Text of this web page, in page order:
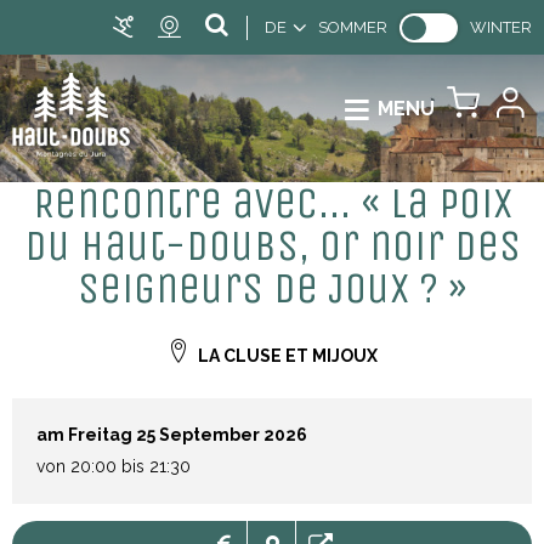
DE SOMMER WINTER
MENU
Rencontre avec... « La poix
du Haut-Doubs, or noir des
seigneurs de Joux ? »
LA CLUSE ET MIJOUX
am Freitag 25 September 2026
von 20:00 bis 21:30